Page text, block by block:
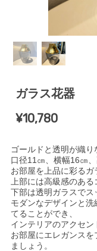
ガラス花器
¥10,780
ゴールドと透明が織り
口径11㎝、横幅16㎝
お部屋を上品に彩るガ
上部には高級感のある
下部は透明ガラスでス
モダンなデザインと
てることができ、
インテリアのアクセン
お部屋にエレガンス
ましょう。